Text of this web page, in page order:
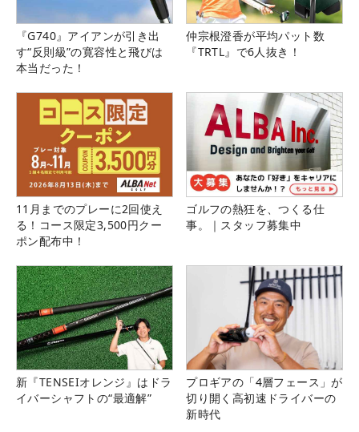
『G740』アイアンが引き出
す“反則級”の寛容性と飛びは
本当だった！
仲宗根澄香が平均パット数
『TRTL』で6人抜き！
11月までのプレーに2回使え
る！コース限定3,500円クー
ポン配布中！
ゴルフの熱狂を、つくる仕
事。｜スタッフ募集中
新『TENSEIオレンジ』はドラ
イバーシャフトの“最適解”
プロギアの「4層フェース」が
切り開く高初速ドライバーの
新時代